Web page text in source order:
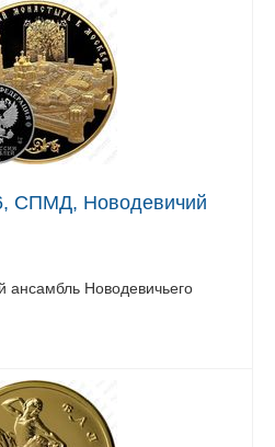
СПМД, Новодевичий
ансамбль Новодевичьего